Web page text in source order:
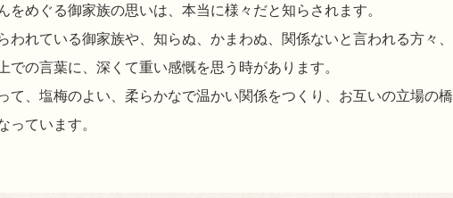
めぐる御家族の思いは、本当に様々だと知らされます。
れている御家族や、知らぬ、かまわぬ、関係ないと言われる方々、
の言葉に、深くて重い感慨を思う時があります。
て、塩梅のよい、柔らかなで温かい関係をつくり、お互いの立場の橋
っています。